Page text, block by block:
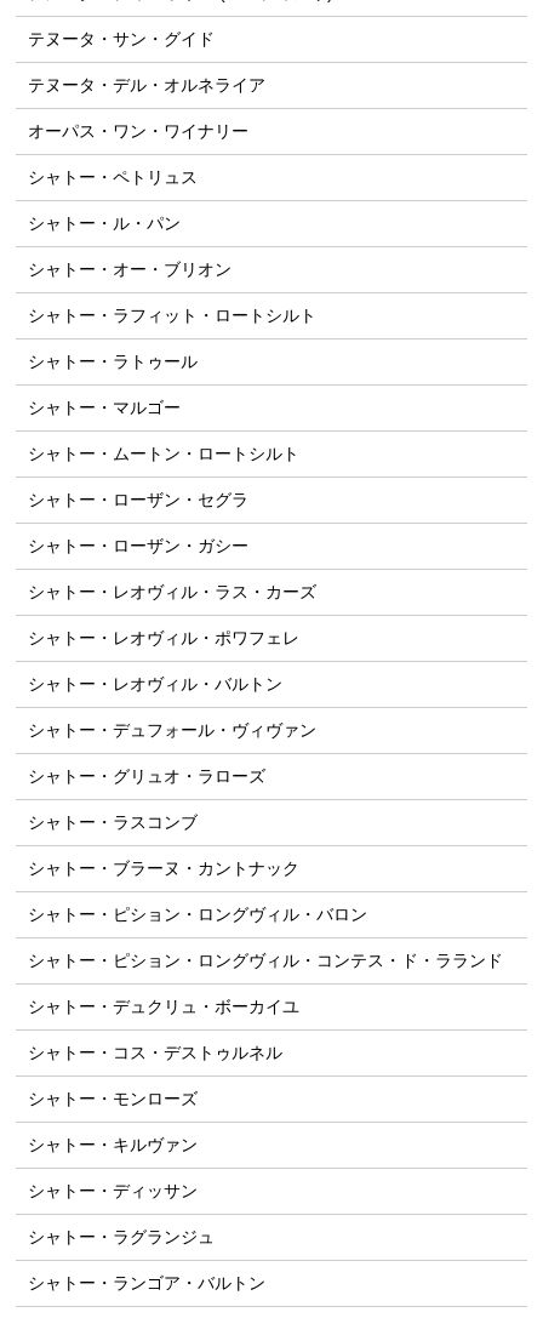
テヌータ・サン・グイド
テヌータ・デル・オルネライア
オーパス・ワン・ワイナリー
シャトー・ペトリュス
シャトー・ル・パン
シャトー・オー・ブリオン
シャトー・ラフィット・ロートシルト
シャトー・ラトゥール
シャトー・マルゴー
シャトー・ムートン・ロートシルト
シャトー・ローザン・セグラ
シャトー・ローザン・ガシー
シャトー・レオヴィル・ラス・カーズ
シャトー・レオヴィル・ポワフェレ
シャトー・レオヴィル・バルトン
シャトー・デュフォール・ヴィヴァン
シャトー・グリュオ・ラローズ
シャトー・ラスコンブ
シャトー・ブラーヌ・カントナック
シャトー・ピション・ロングヴィル・バロン
シャトー・ピション・ロングヴィル・コンテス・ド・ラランド
シャトー・デュクリュ・ボーカイユ
シャトー・コス・デストゥルネル
シャトー・モンローズ
シャトー・キルヴァン
シャトー・ディッサン
シャトー・ラグランジュ
シャトー・ランゴア・バルトン